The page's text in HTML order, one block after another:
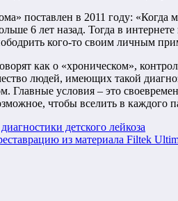
поставлен в 2011 году:
6 лет назад. Тогда в
кого-то своим личным
как о «хроническом»,
людей, имеющих такой
Главные условия – это
чтобы вселить в
детского лейкоза
из материала Filtek